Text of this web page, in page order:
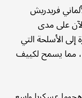
فريدريش
على مدى
إلى الأسلحة التي
مما يسمح لكييف